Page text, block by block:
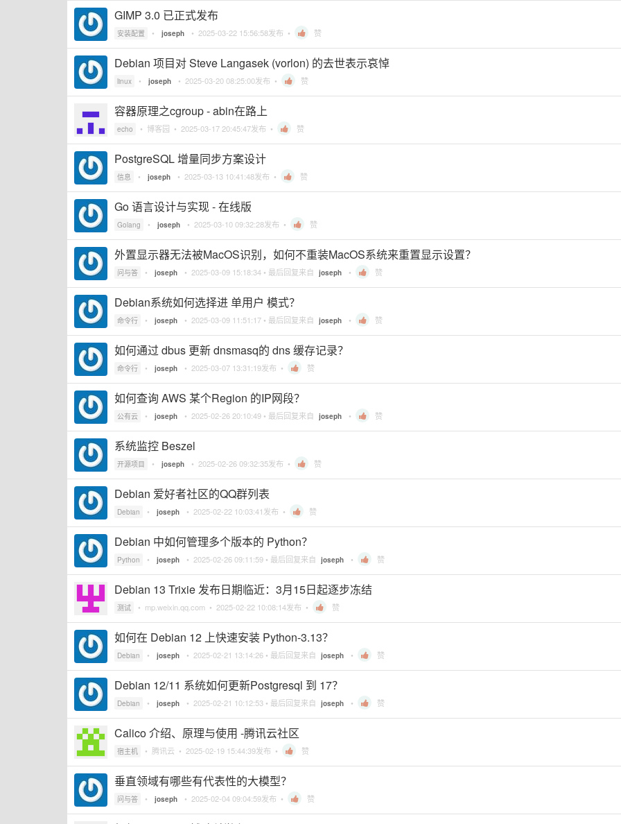
GIMP 3.0 已正式发布
安装配置 • joseph • 2025-03-22 15:56:58发布 • 赞
Debian 项目对 Steve Langasek (vorlon) 的去世表示哀悼
linux • joseph • 2025-03-20 08:25:00发布 • 赞
容器原理之cgroup - abin在路上
echo • 博客园 • 2025-03-17 20:45:47发布 • 赞
PostgreSQL 增量同步方案设计
信息 • joseph • 2025-03-13 10:41:48发布 • 赞
Go 语言设计与实现 - 在线版
Golang • joseph • 2025-03-10 09:32:28发布 • 赞
外置显示器无法被MacOS识别，如何不重装MacOS系统来重置显示设置？
问与答 • joseph • 2025-03-09 15:18:34 • 最后回复来自 joseph • 赞
Debian系统如何选择进 单用户 模式？
命令行 • joseph • 2025-03-09 11:51:17 • 最后回复来自 joseph • 赞
如何通过 dbus 更新 dnsmasq的 dns 缓存记录？
命令行 • joseph • 2025-03-07 13:31:19发布 • 赞
如何查询 AWS 某个Region 的IP网段？
公有云 • joseph • 2025-02-26 20:10:49 • 最后回复来自 joseph • 赞
系统监控 Beszel
开源项目 • joseph • 2025-02-26 09:32:35发布 • 赞
Debian 爱好者社区的QQ群列表
Debian • joseph • 2025-02-22 10:03:41发布 • 赞
Debian 中如何管理多个版本的 Python？
Python • joseph • 2025-02-26 09:11:59 • 最后回复来自 joseph • 赞
Debian 13 Trixie 发布日期临近：3月15日起逐步冻结
测试 • mp.weixin.qq.com • 2025-02-22 10:08:14发布 • 赞
如何在 Debian 12 上快速安装 Python-3.13？
Debian • joseph • 2025-02-21 13:14:26 • 最后回复来自 joseph • 赞
Debian 12/11 系统如何更新Postgresql 到 17？
Debian • joseph • 2025-02-21 10:12:53 • 最后回复来自 joseph • 赞
Calico 介绍、原理与使用 -腾讯云社区
宿主机 • 腾讯云 • 2025-02-19 15:44:39发布 • 赞
垂直领域有哪些有代表性的大模型？
问与答 • joseph • 2025-02-04 09:04:59发布 • 赞